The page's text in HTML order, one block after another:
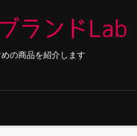
の商品を紹介します